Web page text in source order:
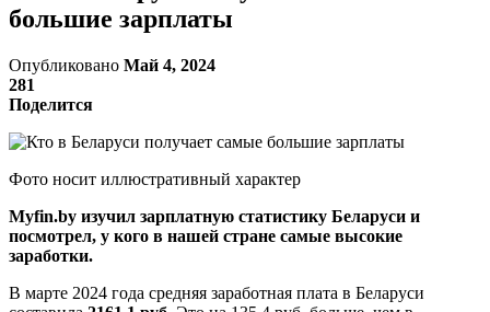
большие зарплаты
Опубликовано Май 4, 2024
281
Поделится
Фото носит иллюстративный характер
Myfin.by изучил зарплатную статистику Беларуси и
посмотрел, у кого в нашей стране самые высокие
заработки.
В марте 2024 года средняя заработная плата в Беларуси